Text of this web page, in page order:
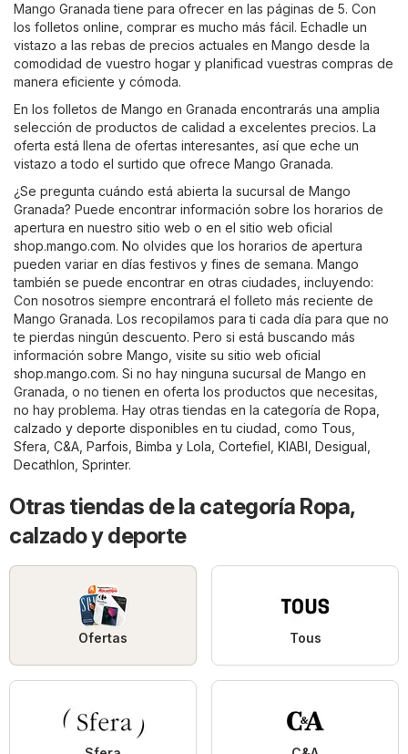
Mango Granada tiene para ofrecer en las páginas de 5. Con
los folletos online, comprar es mucho más fácil. Echadle un
vistazo a las rebas de precios actuales en Mango desde la
comodidad de vuestro hogar y planificad vuestras compras de
manera eficiente y cómoda.
En los folletos de Mango en Granada encontrarás una amplia
selección de productos de calidad a excelentes precios. La
oferta está llena de ofertas interesantes, así que eche un
vistazo a todo el surtido que ofrece Mango Granada.
¿Se pregunta cuándo está abierta la sucursal de Mango
Granada? Puede encontrar información sobre los horarios de
apertura en nuestro sitio web o en el sitio web oficial
shop.mango.com. No olvides que los horarios de apertura
pueden variar en días festivos y fines de semana. Mango
también se puede encontrar en otras ciudades, incluyendo:
Con nosotros siempre encontrará el folleto más reciente de
Mango Granada. Los recopilamos para ti cada día para que no
te pierdas ningún descuento. Pero si está buscando más
información sobre Mango, visite su sitio web oficial
shop.mango.com. Si no hay ninguna sucursal de Mango en
Granada, o no tienen en oferta los productos que necesitas,
no hay problema. Hay otras tiendas en la categoría de Ropa,
calzado y deporte disponibles en tu ciudad, como Tous
Sfera C&A Parfois Bimba y Lola Cortefiel KIABI Desigual
Decathlon Sprinter.
Otras tiendas de la categoría Ropa,
calzado y deporte
Ofertas Tous